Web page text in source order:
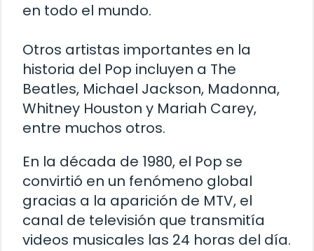
en todo el mundo.
Otros artistas importantes en la
historia del Pop incluyen a The
Beatles, Michael Jackson, Madonna,
Whitney Houston y Mariah Carey,
entre muchos otros.
En la década de 1980, el Pop se
convirtió en un fenómeno global
gracias a la aparición de MTV, el
canal de televisión que transmitía
videos musicales las 24 horas del día.